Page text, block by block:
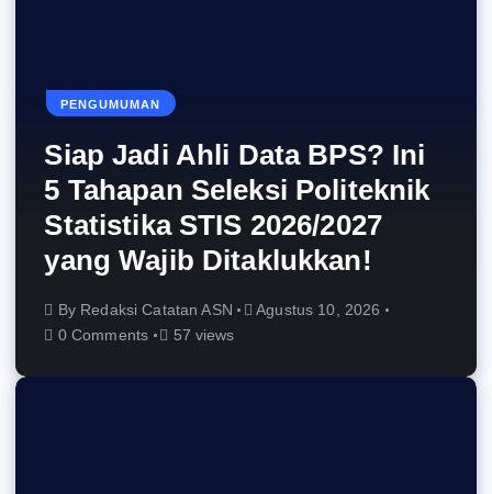
PENGUMUMAN
Siap Jadi Ahli Data BPS? Ini
5 Tahapan Seleksi Politeknik
Statistika STIS 2026/2027
yang Wajib Ditaklukkan!
By Redaksi Catatan ASN
Agustus 10, 2026
0 Comments
57 views